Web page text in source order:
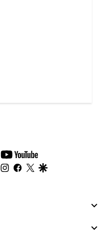
youtube-
footer
instagram
facebook
twitter